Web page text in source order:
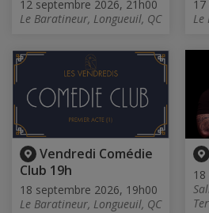
12 septembre 2026, 21h00
Le Baratineur, Longueuil, QC
Le
Vendredi Comédie
Club 19h
18 septembre 2026, 19h00
Le Baratineur, Longueuil, QC